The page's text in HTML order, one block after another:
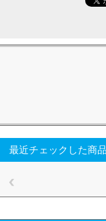
最近チェックした商品